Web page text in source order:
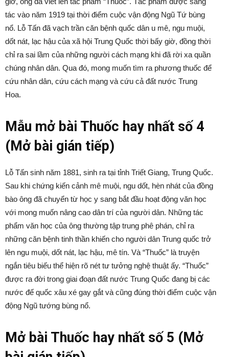
tác vào năm 1919 tại thời điểm cuộc vận động Ngũ Tứ bùng
nổ. Lỗ Tấn đã vạch trần căn bệnh quốc dân u mê, ngu muội,
dốt nát, lạc hậu của xã hội Trung Quốc thời bấy giờ, đồng thời
chỉ ra sai lầm của những người cách mạng khi đã rời xa quần
chúng nhân dân. Qua đó, mong muốn tìm ra phương thuốc để
cứu nhân dân, cứu cách mạng và cứu cả đất nước Trung
Hoa.
Mẫu mở bài Thuốc hay nhất số 4
(Mở bài gián tiếp)
Lỗ Tấn sinh năm 1881, sinh ra tại tỉnh Triết Giang, Trung Quốc.
Sau khi chứng kiến cảnh mê muội, ngu dốt, hèn nhát của đồng
bào ông đã chuyển từ học y sang bắt đầu hoạt động văn học
với mong muốn nâng cao dân trí của người dân. Những tác
phẩm văn học của ông thường tập trung phê phán, chỉ ra
những căn bệnh tinh thần khiến cho người dân Trung quốc trở
lên ngu muội, dốt nát, lạc hậu, mê tín. Và “Thuốc” là truyện
ngắn tiêu biếu thể hiện rõ nét tư tưởng nghệ thuật ấy. “Thuốc”
được ra đời trong giai đoạn đất nước Trung Quốc đang bị các
nước đế quốc xâu xé gay gắt và cũng đúng thời điểm cuộc vận
động Ngũ tướng bùng nổ.
Mở bài Thuốc hay nhất số 5 (Mở